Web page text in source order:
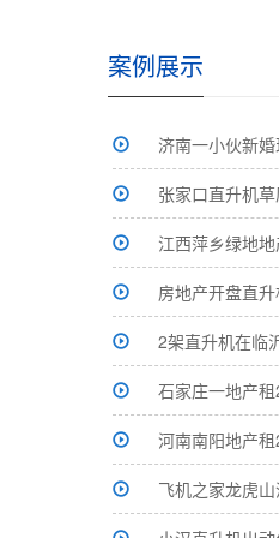
案例展示
济南一小伙新
张家口直升机
江西萍乡绿地
房地产开盘直
2架直升机在临
石家庄一地产
河南南阳地产
飞机之家龙虎